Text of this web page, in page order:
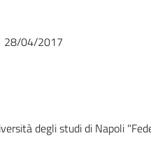
28/04/2017
degli studi di Napoli